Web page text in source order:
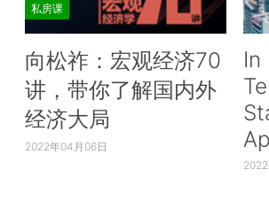
私房课
向松祚：宏观经济70
讲，带你了解国内外
经济大局
2022年04月06日
In